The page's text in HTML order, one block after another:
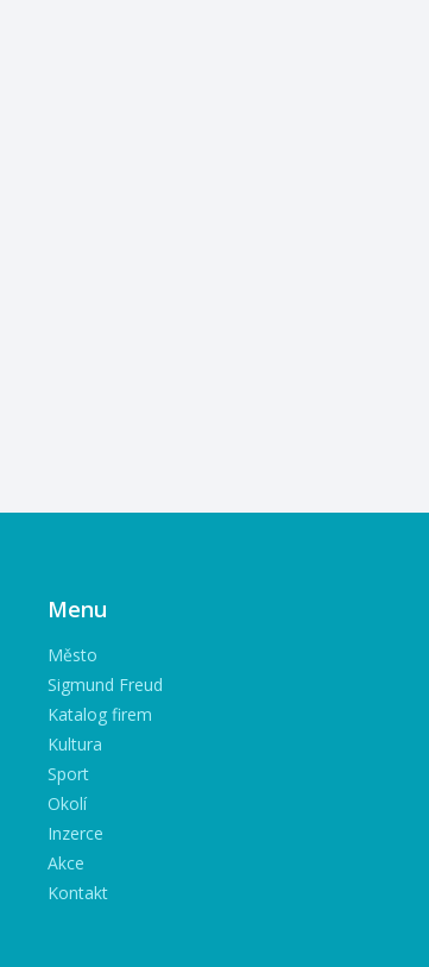
Menu
Město
Sigmund Freud
Katalog firem
Kultura
Sport
Okolí
Inzerce
Akce
Kontakt